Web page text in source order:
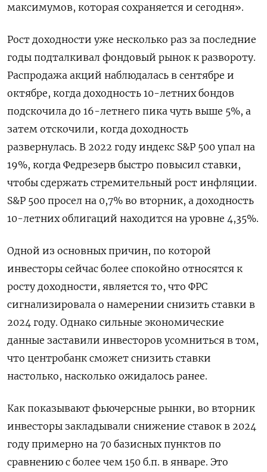
максимумов, которая сохраняется и сегодня».
Рост доходности уже несколько раз за последние
годы подталкивал фондовый рынок к развороту.
Распродажа акций наблюдалась в сентябре и
октябре, когда доходность 10-летних бондов
подскочила до 16-летнего пика чуть выше 5%, а
затем отскочили, когда доходность
развернулась. В 2022 году индекс S&P 500 упал на
19%, когда Федрезерв быстро повысил ставки,
чтобы сдержать стремительный рост инфляции.
S&P 500 просел на 0,7% во вторник, а доходность
10-летних облигаций находится на уровне 4,35%.
Одной из основных причин, по которой
инвесторы сейчас более спокойно относятся к
росту доходности, является то, что ФРС
сигнализировала о намерении снизить ставки в
2024 году. Однако сильные экономические
данные заставили инвесторов усомниться в том,
что центробанк сможет снизить ставки
настолько, насколько ожидалось ранее.
Как показывают фьючерсные рынки, во вторник
инвесторы закладывали снижение ставок в 2024
году примерно на 70 базисных пунктов по
сравнению с более чем 150 б.п. в январе. Это